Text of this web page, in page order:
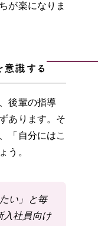
が楽になりま
識する
後輩の指導
あります。そ
「自分にはこ
う。
い」と毎
入社員向け